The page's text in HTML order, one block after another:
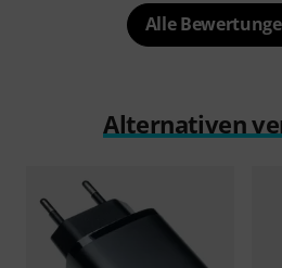
Alle
Alternativen